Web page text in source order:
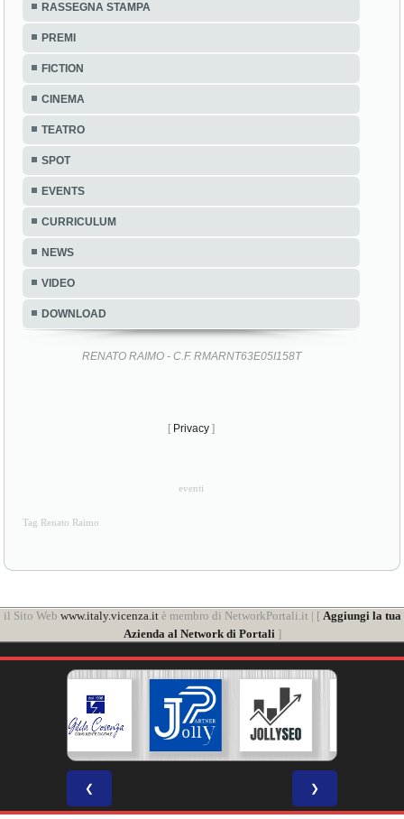
RASSEGNA STAMPA
PREMI
FICTION
CINEMA
TEATRO
SPOT
EVENTS
CURRICULUM
NEWS
VIDEO
DOWNLOAD
RENATO RAIMO - C.F. RMARNT63E05I158T
[ Privacy ]
eventi
Tag Renato Raimo
il Sito Web www.italy.vicenza.itè membro di NetworkPortali.it | [ Aggiungi la tua
Azienda al Network di Portali]
❮ ❯